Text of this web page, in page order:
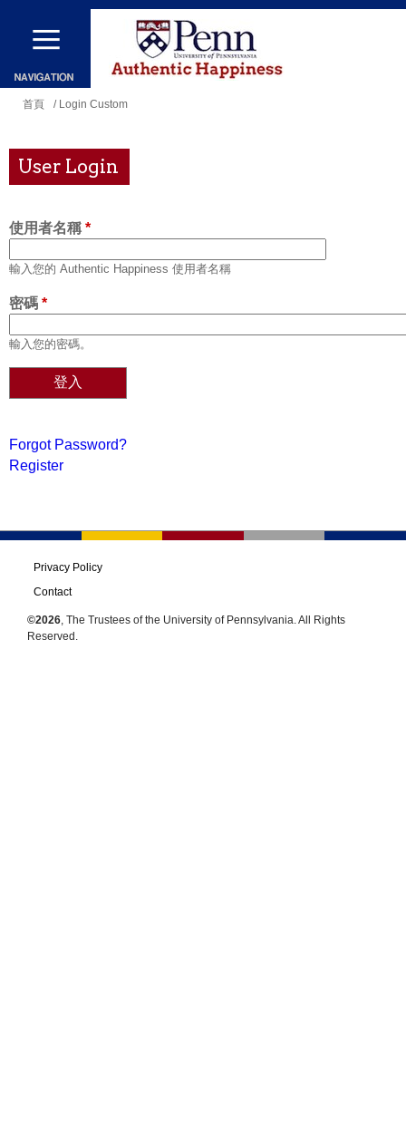
移
主
內
您
這
裡
首頁 / Login Custom
User Login
使用者名稱 *
輸入您的 Authentic Happiness 使用者名稱
密碼 *
輸入您的密碼。
Forgot Password?
Register
Privacy Policy
Contact
©2026, The Trustees of the University of Pennsylvania. All Rights
Reserved.